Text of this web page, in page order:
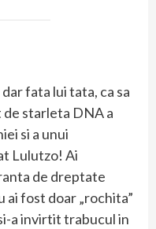
fata lui tata, ca sa
de starleta DNA a
si a unui
Lulutzo! Ai
de dreptate
ai fost doar „rochita”
a invirtit trabucul in